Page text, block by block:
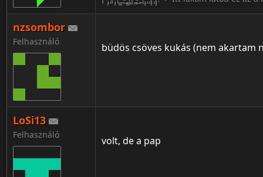
nzsombor
Felhasználó büdös csöves kukás (nem akartam
LoSi13
Felhasználó volt, de a pap